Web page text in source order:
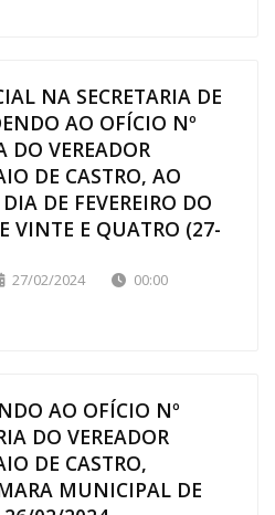
NA SECRETARIA DE
AO OFÍCIO Nº
DO VEREADOR
DE CASTRO, AO
DE FEVEREIRO DO
VINTE E QUATRO (27-
27/02/2024
00:00
AO OFÍCIO Nº
DO VEREADOR
DE CASTRO,
MUNICIPAL DE